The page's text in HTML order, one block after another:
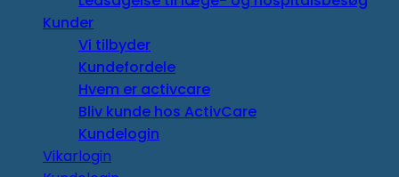
Kunder
Vi tilbyder
Kundefordele
Hvem er activcare
Bliv kunde hos ActivCare
Kundelogin
Vikarlogin